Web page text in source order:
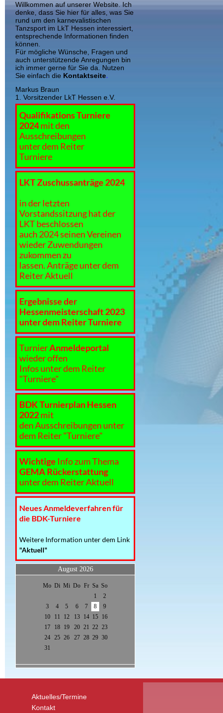
Willkommen auf unserer Website. Ich
denke, dass Sie hier für alles, was Sie
rund um den karnevalistischen
Tanzsport im LkT Hessen interessiert,
entsprechende Informationen finden
können.
Für mögliche Wünsche, Fragen und
auch unterstützende Anregungen bin
ich immer gerne für Sie da. Nutzen
Sie einfach die Kontaktseite.
Markus Braun
1. Vorsitzender LkT Hessen e.V.
Qualifikations Turniere
2024mit den
Ausschreibungen
unter dem Reiter
Turniere
LKT Zuschussanträge 2024
in der letzten
Vorstandssitzung hat der
LKT beschlossen
auch 2024 seinen Vereinen
wieder Zuwendungen
zukommen zu
lassen. Anträge unter dem
Reiter Aktuell
Ergebnisse der
Hessenmeisterschaft 2023
unter dem Reiter Turniere
TurnierAnmeldeportal
wieder offen
Infos unter dem Reiter
"Turniere"
BDK Turnierplan Hessen
2022mit
den Ausschreibungen unter
dem Reiter "Turniere"
Wichtige Info zum Thema
GEMA Rückerstattung
unter dem Reiter Aktuell
Neues Anmeldeverfahren für
die BDK-Turniere
Weitere Information unter dem Link
"Aktuell"
August 2026
Mo Di Mi Do Fr Sa So
1
2
3
4 5 6 7 8
9
10
11 12 13 14 15 16
17
18 19 20 21 22 23
24
25 26 27 28 29 30
31
Aktuelles/Termine
Kontakt